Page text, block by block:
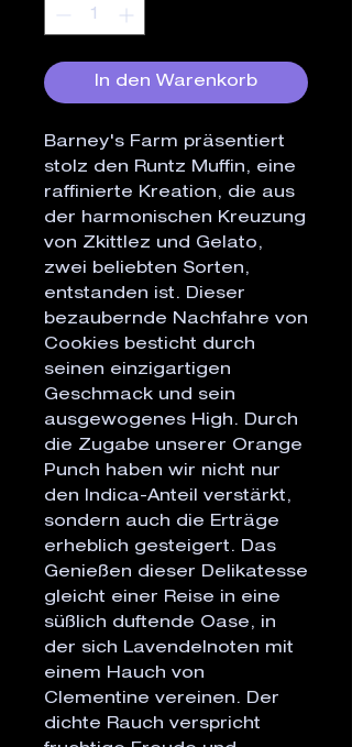
In den Warenkorb
Barney's Farm präsentiert
stolz den Runtz Muffin, eine
raffinierte Kreation, die aus
der harmonischen Kreuzung
von Zkittlez und Gelato,
zwei beliebten Sorten,
entstanden ist. Dieser
bezaubernde Nachfahre von
Cookies besticht durch
seinen einzigartigen
Geschmack und sein
ausgewogenes High. Durch
die Zugabe unserer Orange
Punch haben wir nicht nur
den Indica-Anteil verstärkt,
sondern auch die Erträge
erheblich gesteigert. Das
Genießen dieser Delikatesse
gleicht einer Reise in eine
süßlich duftende Oase, in
der sich Lavendelnoten mit
einem Hauch von
Clementine vereinen. Der
dichte Rauch verspricht